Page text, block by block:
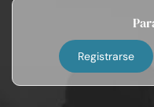
Registrarse